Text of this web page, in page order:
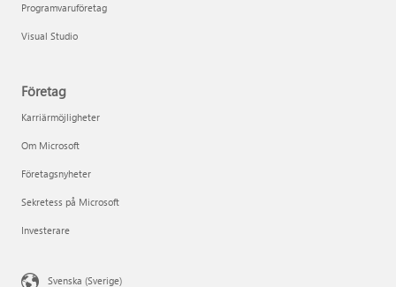
Programvaruföretag
Visual Studio
Företag
Karriärmöjligheter
Om Microsoft
Företagsnyheter
Sekretess på Microsoft
Investerare
Svenska (Sverige)